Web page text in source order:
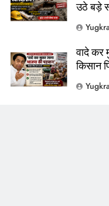
उठे बड़े
वादे कर
किसान